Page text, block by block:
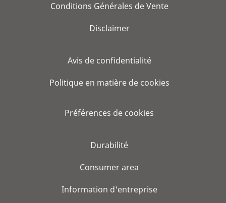
Conditions Générales de Vente
Disclaimer
Avis de confidentialité
Politique en matière de cookies
Préférences de cookies
Durabilité
Consumer area
Information d'entreprise